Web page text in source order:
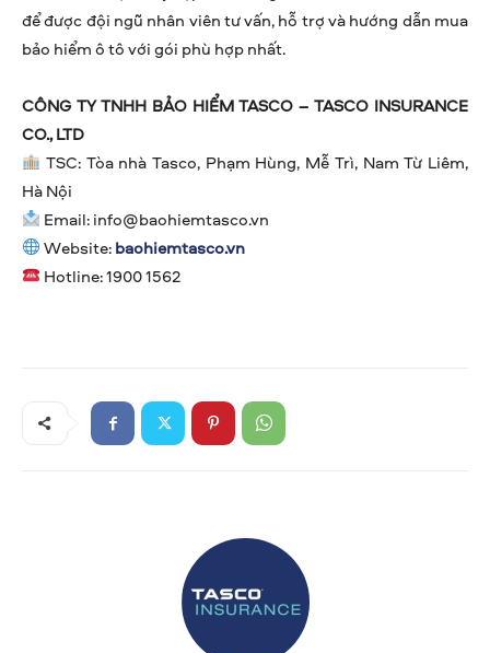
để được đội ngũ nhân viên tư vấn, hỗ trợ và hướng dẫn mua
bảo hiểm ô tô với gói phù hợp nhất.
CÔNG TY TNHH BẢO HIỂM TASCO – TASCO INSURANCE
CO., LTD
TSC: Tòa nhà Tasco, Phạm Hùng, Mễ Trì, Nam Từ Liêm,
Hà Nội
Email:info@baohiemtasco.vn
Website:baohiemtasco.vn
Hotline: 1900 1562